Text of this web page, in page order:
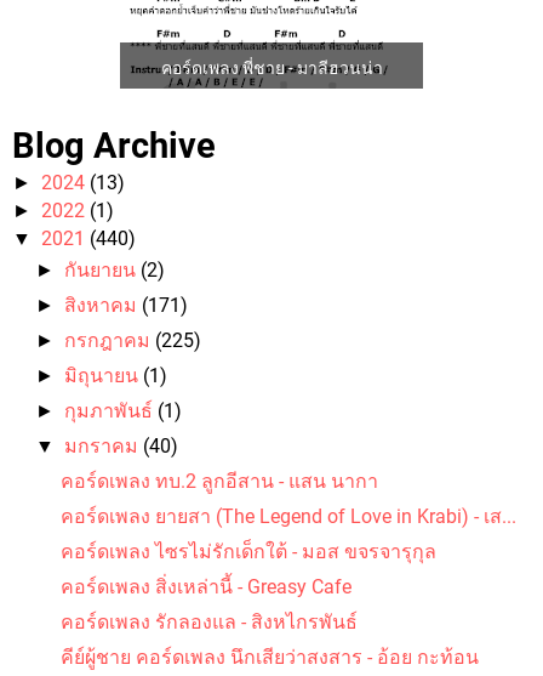
คอร์ดเพลง พี่ชาย - มาลีฮวนน่า
Blog Archive
► 2024 (13)
► 2022 (1)
▼ 2021 (440)
► กันยายน (2)
► สิงหาคม (171)
► กรกฎาคม (225)
► มิถุนายน (1)
► กุมภาพันธ์ (1)
▼ มกราคม (40)
คอร์ดเพลง ทบ.2 ลูกอีสาน - แสน นากา
คอร์ดเพลง ยายสา (The Legend of Love in Krabi) - เส...
คอร์ดเพลง ไซรไม่รักเด็กใต้ - มอส ขจรจารุกุล
คอร์ดเพลง สิ่งเหล่านี้ - Greasy Cafe
คอร์ดเพลง รักลองแล - สิงหไกรพันธ์
คีย์ผู้ชาย คอร์ดเพลง นึกเสียว่าสงสาร - อ้อย กะท้อน